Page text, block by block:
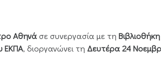
Αθηνά σε συνεργασία με τη
ΕΚΠΑ, διοργανώνει τη Δευτέρα 24